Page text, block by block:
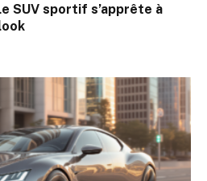
SUV sportif s’apprête à